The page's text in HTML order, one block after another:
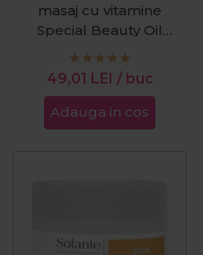
masaj cu vitamine
Special Beauty Oil
Vitamin 250ml
49,01 LEI / buc
Adauga in cos